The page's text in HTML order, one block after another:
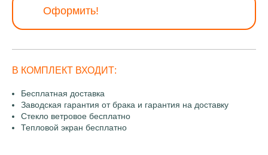
Оформить!
В КОМПЛЕКТ ВХОДИТ:
Бесплатная доставка
Заводская гарантия от брака и гарантия на доставку
Стекло ветровое бесплатно
Тепловой экран бесплатно